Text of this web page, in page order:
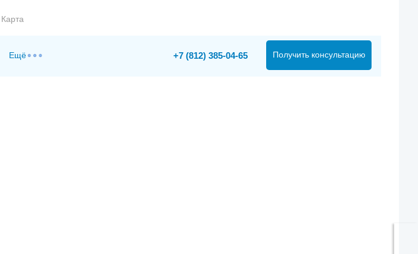
Карта
Ещё Получить консультацию
+7 (812) 385-04-65